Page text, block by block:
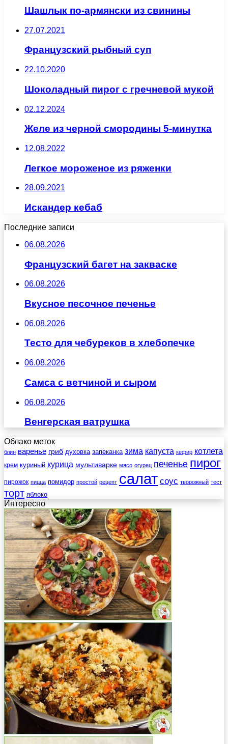
Шашлык по-армянски из свинины
27.07.2021
Французский рыбный суп
22.10.2020
Шоколадный пирог с гречневой мукой
02.12.2024
Желе из черной смородины 5-минутка
12.08.2022
Легкое мороженое из ряженки
28.09.2021
Искандер кебаб
Последние записи
06.08.2026
Французский багет на закваске
06.08.2026
Вкусное песочное печенье
06.08.2026
Тесто для чебуреков в хлебопечке
06.08.2026
Самса с ветчиной и сыром
06.08.2026
Венгерская ватрушка
Облако меток
блин варенье гриб духовка запеканка зима капуста кефир котлета
крем куриный курица мультиварке мясо огурец печенье пирог
пирожок пицца помидор простой рецепт салат соус творожный тест
торт яблоко
Интересно